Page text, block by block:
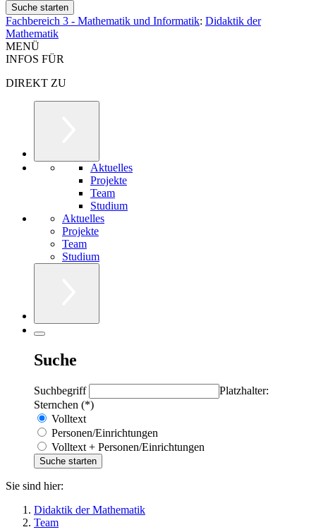
Fachbereich 3 - Mathematik und Informatik: Didaktik der
Mathematik
MENÜ
INFOS FÜR
DIREKT ZU
Aktuelles
Projekte
Team
Studium
Aktuelles
Projekte
Team
Studium
Suche
Suchbegriff
Platzhalter:
Sternchen (*)
Volltext
Personen/Einrichtungen
Volltext + Personen/Einrichtungen
Sie sind hier:
Didaktik der Mathematik
Team